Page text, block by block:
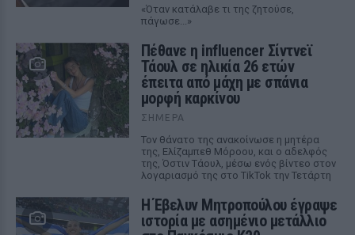
«Όταν κατάλαβε τι της ζητούσε,
πάγωσε...»
Πέθανε η influencer Σίντνεϊ
Τάουλ σε ηλικία 26 ετών
έπειτα από μάχη με σπάνια
μορφή καρκίνου
ΣΉΜΕΡΑ
Τον θάνατο της ανακοίνωσε η μητέρα
της, Ελίζαμπεθ Μόροου, και ο αδελφός
της, Όστιν Τάουλ, μέσω ενός βίντεο στον
λογαριασμό της στο TikTok την Τετάρτη
Η Έβελυν Μητροπούλου έγραψε
ιστορία με ασημένιο μετάλλιο